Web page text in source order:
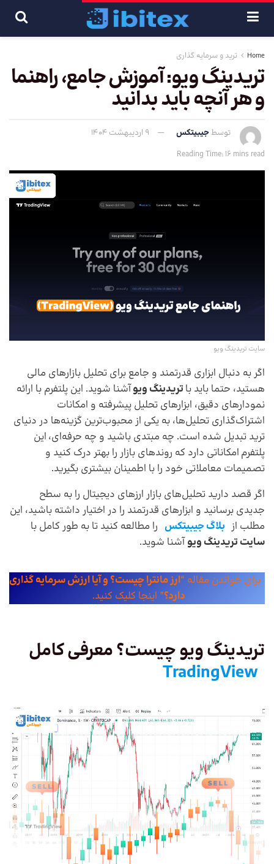
Home ترید و سرمایه گذاری
تریدینگ ویو: آموزش جامع، راهنما
و هر آنچه باید بدانید
توسط جیبیتکس
9 اردیبهشت 1404
Reading Time: 16 mins read
سایت تریدینگ ویو
اگر به دنبال ابزاری قدرتمند و جامع برای تحلیل بازارهای مالی
هستید، حتما باید با تریدینگ ویوآشنا شوید. این پلتفرم با ارائه
نمودارهای دقیق، ابزارهای تحلیل پیشرفته و امکانات
اشتراک‌گذاری تحلیل‌ها، به یکی از محبوب‌ترین گزینه‌ها در دنیای
ترید تبدیل شده است. چه مبتدی باشید و چه حرفه‌ای، این
پلتفرم امکاناتی دارد که روندهای بازار را بهتر درک کنید و
تصمیمات معاملاتی خود را با اطمینان بیشتری بگیرید.
اگر قصد دارید تحلیل‌های بازار ارزهای دیجیتال را به سطح
جدیدی برسانید و ابزارهای قدرتمند را در اختیار داشته باشید، این
مطلب از بلاگ جیبیتکس را مطالعه کنید تا به طور کامل با
سایت تریدینگ ویوآشنا شوید.
برای خواندن مقاله “ارز مانترا چیست؟ و آیا ارزش سرمایه گذاری
دارد؟” اینجا کلیک کنید.
تریدینگ ویو چیست؟ معرفی کامل
TradingView